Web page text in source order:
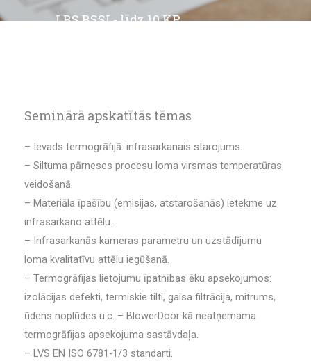
LBS BSSI - līdz 10 KP
Seminārā apskatītās tēmas
– Ievads termogrāfijā: infrasarkanais starojums.
– Siltuma pārneses procesu loma virsmas temperatūras
veidošanā.
– Materiāla īpašību (emisijas, atstarošanās) ietekme uz
infrasarkano attēlu.
– Infrasarkanās kameras parametru un uzstādījumu
loma kvalitatīvu attēlu iegūšanā.
– Termogrāfijas lietojumu īpatnības ēku apsekojumos:
izolācijas defekti, termiskie tilti, gaisa filtrācija, mitrums,
ūdens noplūdes u.c. – BlowerDoor kā neatņemama
termogrāfijas apsekojuma sastāvdaļa.
– LVS EN ISO 6781-1/3 standarti.